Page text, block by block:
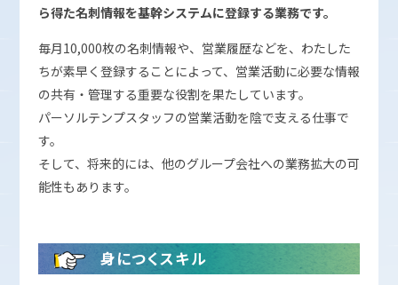
ら得た名刺情報を基幹システムに登録する業務です。
毎月10,000枚の名刺情報や、営業履歴などを、わたした
ちが素早く登録することによって、営業活動に必要な情報
の共有・管理する重要な役割を果たしています。
パーソルテンプスタッフの営業活動を陰で支える仕事で
す。
そして、将来的には、他のグループ会社への業務拡大の可
能性もあります。
身につくスキル